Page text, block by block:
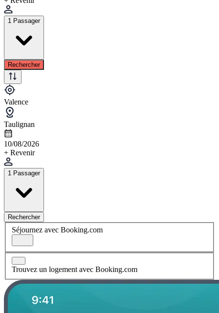
1 Passager
Rechercher
Valence
Taulignan
10/08/2026
+ Revenir
1 Passager
Rechercher
Séjournez avec Booking.com
Trouvez un logement avec Booking.com